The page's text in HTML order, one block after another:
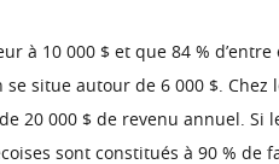
à 10 000 $ et que 84 % d’entre
situe autour de 6 000 $. Chez
20 000 $ de revenu annuel. Si
sont constitués à 90 % de